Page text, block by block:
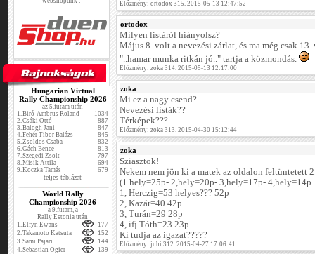
Hungarian Virtual
Rally Championship 2026
az 5.futam után
1.Biró-Ambrus Roland
1034
2.Csáki Ottó
887
3.Balogh Jani
847
4.Fehér Tibor Balázs
845
5.Zsoldos Csaba
832
6.Gách Bence
813
7.Szegedi Zsolt
797
8.Misik Attila
694
9.Koczka Tamás 679
teljes táblázat
World Rally
Championship 2026
a 9.futam, a
Rally Estonia után
1.Elfyn Ewans
177
2.Takamoto Katsuta
152
3.Sami Pajari
144
4.Sebastian Ogier
139
Előzmény: ortodox 315. 2015-05-13 12:47:52
ortodox
Milyen listáról hiányolsz?
Május 8. volt a nevezési zárlat, és ma még csak 13.
"..hamar munka ritkán jó.." tartja a közmondás.
Előzmény: zoka 314. 2015-05-13 12:17:00
zoka
Mi ez a nagy csend?
Nevezési listák??
Térképek???
Előzmény: zoka 313. 2015-04-30 15:12:44
zoka
Sziasztok!
Nekem nem jön ki a matek az oldalon feltüntetett
(1.hely=25p- 2,hely=20p- 3,hely=17p- 4,hely=14p
1, Herczig=53 helyes??? 52p
2, Kazár=40 42p
3, Turán=29 28p
4, ifj.Tóth=23 23p
Ki tudja az igazat?????
Előzmény: juhi 312. 2015-04-27 17:06:41